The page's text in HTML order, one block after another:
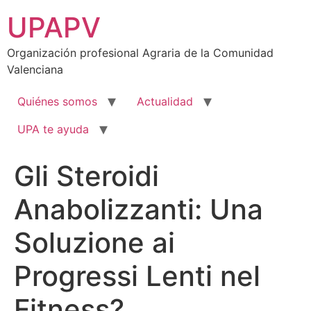
contenido
UPAPV
Organización profesional Agraria de la Comunidad
Valenciana
Quiénes somos
Actualidad
UPA te ayuda
Gli Steroidi
Anabolizzanti: Una
Soluzione ai
Progressi Lenti nel